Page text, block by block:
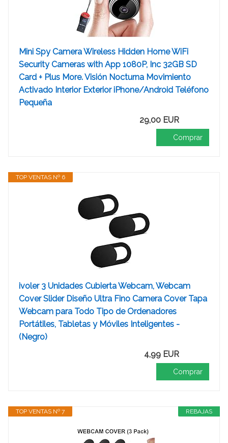
Mini Spy Camera Wireless Hidden Home WiFi
Security Cameras with App 1080P, Inc 32GB SD
Card + Plus More. Visión Nocturna Movimiento
Activado Interior Exterior iPhone/Android Teléfono
Pequeña
29,00 EUR
Comprar
TOP VENTAS Nº 6
ivoler 3 Unidades Cubierta Webcam, Webcam
Cover Slider Diseño Ultra Fino Camera Cover Tapa
Webcam para Todo Tipo de Ordenadores
Portátiles, Tabletas y Móviles Inteligentes -
(Negro)
4,99 EUR
Comprar
REBAJAS
TOP VENTAS Nº 7